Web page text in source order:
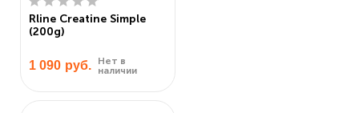
Rline Creatine Simple
(200g)
1 090 руб.
Нет в
наличии